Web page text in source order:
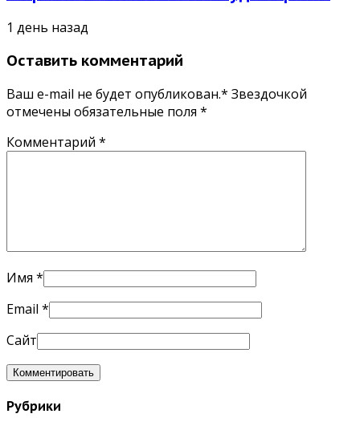
1 день назад
Оставить комментарий
Ваш e-mail не будет опубликован.* Звездочкой
отмечены обязательные поля *
Комментарий *
Имя *
Email *
Сайт
Рубрики